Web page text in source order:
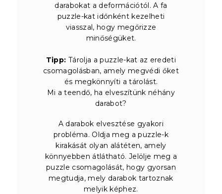
darabokat a deformációtól. A fa
puzzle-kat időnként kezelheti
viasszal, hogy megőrizze
minőségüket.
Tipp: Tárolja a puzzle-kat az eredeti
csomagolásban, amely megvédi őket
és megkönnyíti a tárolást.
Mi a teendő, ha elveszítünk néhány
darabot?
A darabok elvesztése gyakori
probléma. Oldja meg a puzzle-k
kirakását olyan alátéten, amely
könnyebben átlátható. Jelölje meg a
puzzle csomagolását, hogy gyorsan
megtudja, mely darabok tartoznak
melyik képhez.